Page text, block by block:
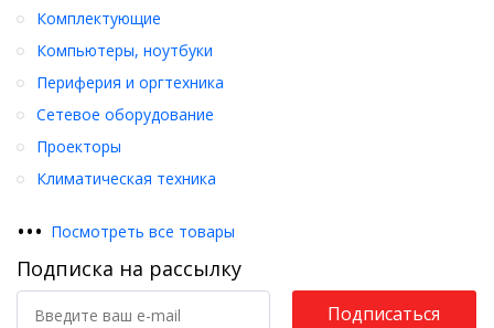
Комплектующие
Компьютеры, ноутбуки
Периферия и оргтехника
Сетевое оборудование
Проекторы
Климатическая техника
••• Посмотреть все товары
Подписка на рассылку
Подписаться